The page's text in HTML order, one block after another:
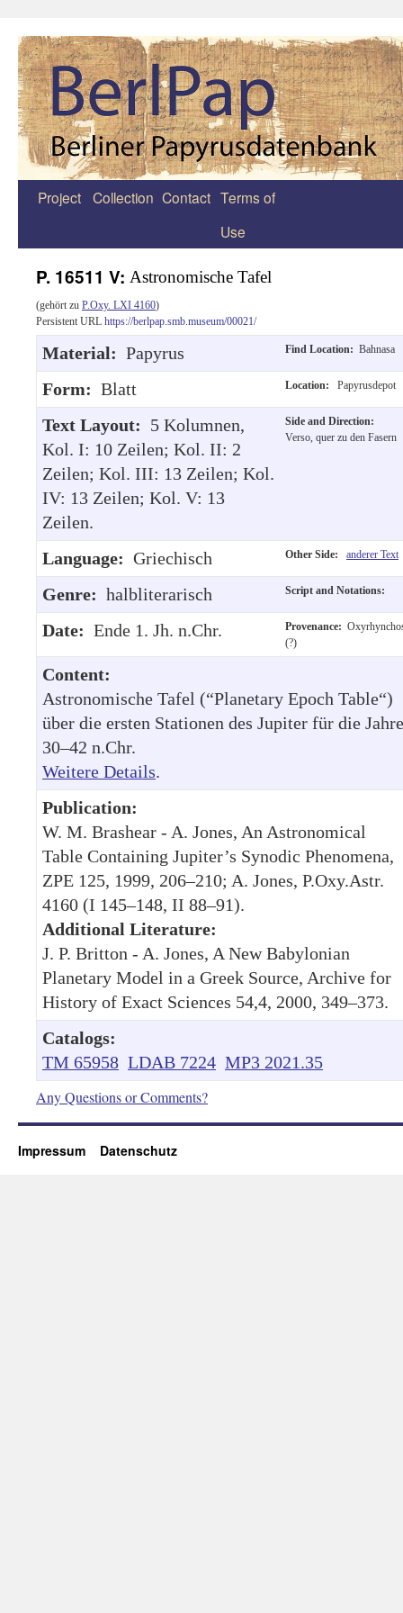
Zum
Project Collection Contact Terms of
Use
P. 16511 V: Astronomische Tafel
(gehört zu P.Oxy. LXI 4160)
Persistent URL https://berlpap.smb.museum/00021/
Material: Papyrus Find Location: Bahnasa
Form: Blatt Location: Papyrusdepot
Text Layout: 5 Kolumnen,
Kol. I: 10 Zeilen; Kol. II: 2
Zeilen; Kol. III: 13 Zeilen; Kol.
IV: 13 Zeilen; Kol. V: 13
Zeilen.
Side and Direction:
Verso, quer zu den Fasern
Language: Griechisch Other Side: anderer Text
Genre: halbliterarisch Script and Notations:
Date: Ende 1. Jh. n.Chr. Provenance:
(?)
Content:
Astronomische Tafel (“Planetary Epoch Table“)
über die ersten Stationen des Jupiter für die Jahre
30–42 n.Chr.
Weitere Details.
Publication:
W. M. Brashear - A. Jones, An Astronomical
Table Containing Jupiter’s Synodic Phenomena,
ZPE 125, 1999, 206–210; A. Jones, P.Oxy.Astr.
4160 (I 145–148, II 88–91).
Additional Literature:
J. P. Britton - A. Jones, A New Babylonian
Planetary Model in a Greek Source, Archive for
History of Exact Sciences 54,4, 2000, 349–373.
Catalogs:
TM 65958 LDAB 7224 MP3 2021.35
Any Questions or Comments?
Impressum Datenschutz